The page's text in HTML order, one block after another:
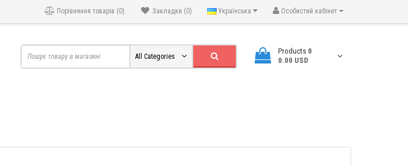
Особистий кабінет
Українська
Закладки (0)
Порівняння товарів (0)
All Categories
Products 0
0.00 USD